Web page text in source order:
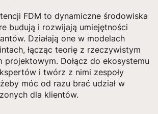
FDM to dynamiczne środowiska
budują i rozwijają umiejętności
Działają one w modelach
łącząc teorię z rzeczywistym
projektowym. Dołącz do ekosystemu
i twórz z nimi zespoły
móc od razu brać udział w
dla klientów.